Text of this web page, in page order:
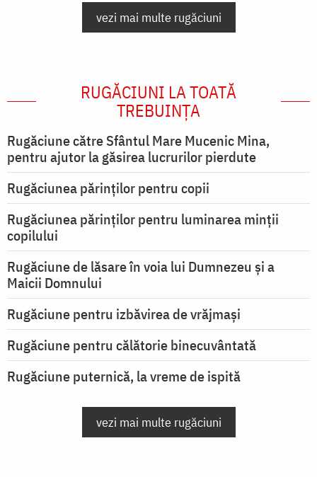
vezi mai multe rugăciuni
RUGĂCIUNI LA TOATĂ
TREBUINȚA
Rugăciune către Sfântul Mare Mucenic Mina,
pentru ajutor la găsirea lucrurilor pierdute
Rugăciunea părinților pentru copii
Rugăciunea părinților pentru luminarea minţii
copilului
Rugăciune de lăsare în voia lui Dumnezeu şi a
Maicii Domnului
Rugăciune pentru izbăvirea de vrăjmași
Rugăciune pentru călătorie binecuvântată
Rugăciune puternică, la vreme de ispită
vezi mai multe rugăciuni